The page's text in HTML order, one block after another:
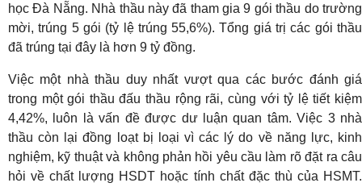
học Đà Nẵng. Nhà thầu này đã tham gia 9 gói thầu do trường
mời, trúng 5 gói (tỷ lệ trúng 55,6%). Tổng giá trị các gói thầu
đã trúng tại đây là hơn 9 tỷ đồng.
Việc một nhà thầu duy nhất vượt qua các bước đánh giá
trong một gói thầu đấu thầu rộng rãi, cùng với tỷ lệ tiết kiệm
4,42%, luôn là vấn đề được dư luận quan tâm. Việc 3 nhà
thầu còn lại đồng loạt bị loại vì các lý do về năng lực, kinh
nghiệm, kỹ thuật và không phản hồi yêu cầu làm rõ đặt ra câu
hỏi về chất lượng HSDT hoặc tính chất đặc thù của HSMT.